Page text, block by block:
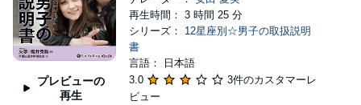
プレビューの
再生
再生時間： 3 時間 25 分
シリーズ： 12星座別☆男子の取扱説明
書
言語： 日本語
3.0
3件のカスタマーレ
ビュー